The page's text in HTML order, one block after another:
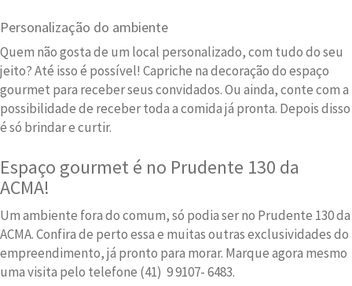
Personalização do ambiente
Quem não gosta de um local personalizado, com tudo do seu
jeito? Até isso é possível! Capriche na decoração do espaço
gourmet para receber seus convidados. Ou ainda, conte com a
possibilidade de receber toda a comida já pronta. Depois disso
é só brindar e curtir.
Espaço gourmet é no Prudente 130 da
ACMA!
Um ambiente fora do comum, só podia ser no Prudente 130 da
ACMA. Confira de perto essa e muitas outras exclusividades do
empreendimento, já pronto para morar. Marque agora mesmo
uma visita pelo telefone (41) 9 9107- 6483.